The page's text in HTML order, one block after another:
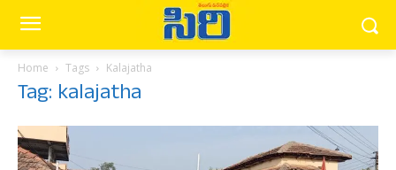
Home Tags Kalajatha
Tag: kalajatha